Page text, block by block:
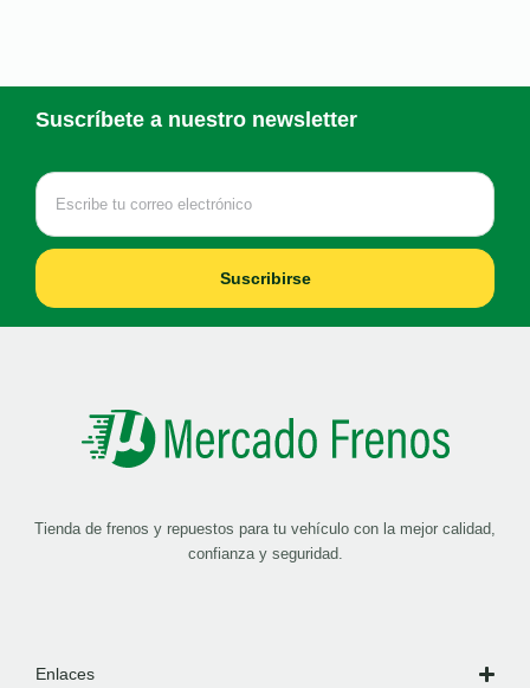
Suscríbete a nuestro newsletter
Suscribirse
Tienda de frenos y repuestos para tu vehículo con la mejor calidad,
confianza y seguridad.
Enlaces